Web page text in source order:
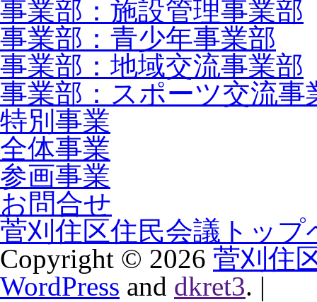
事業部：施設管理事業部
事業部：青少年事業部
事業部：地域交流事業部
事業部：スポーツ交流事
特別事業
全体事業
参画事業
お問合せ
菅刈住区住民会議トップ
Copyright © 2026 菅刈住
WordPress and dkret3. |